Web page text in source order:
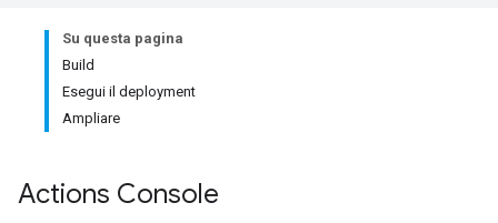
Su questa pagina
Build
Esegui il deployment
Ampliare
Actions Console